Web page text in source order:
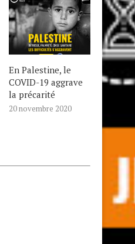
En Palestine, le
COVID-19 aggrave
la précarité
20 novembre 2020